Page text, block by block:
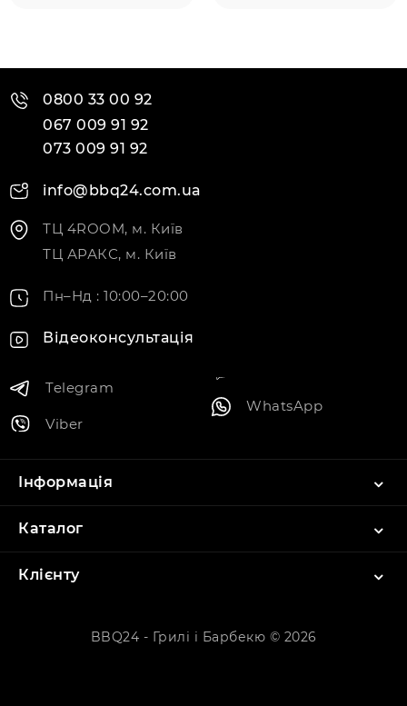
0800 33 00 92
067 009 91 92
073 009 91 92
info@bbq24.com.ua
ТЦ 4ROOM, м. Київ
ТЦ АРАКС, м. Київ
Пн–Нд : 10:00–20:00
Відеоконсультація
Telegram
Viber
WhatsApp
Інформація
Каталог
Клієнту
BBQ24 - Грилі і Барбекю © 2026